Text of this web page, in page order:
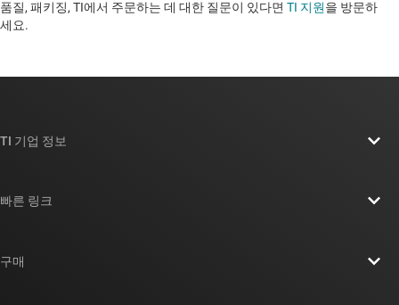
품질, 패키징, TI에서 주문하는 데 대한 질문이 있다면 TI 지원을 방문하
세요. ​​​​​​​​​​​​​​
TI 기업 정보
빠른 링크
구매